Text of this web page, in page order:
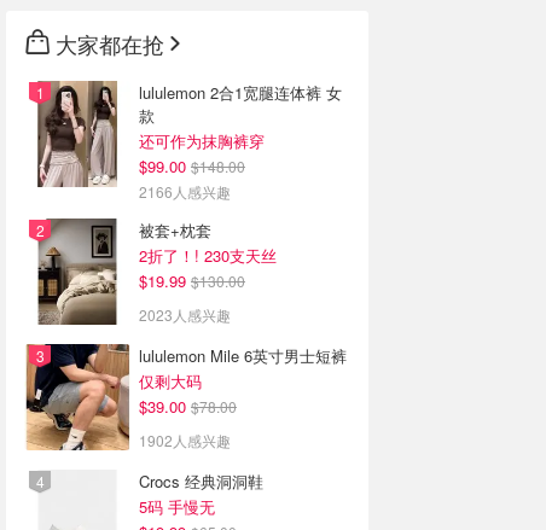
大家都在抢
lululemon 2合1宽腿连体裤 女
款
还可作为抹胸裤穿
$99.00 $148.00
2166人感兴趣
被套+枕套
2折了！! 230支天丝
$19.99 $130.00
2023人感兴趣
lululemon Mile 6英寸男士短裤
仅剩大码
$39.00 $78.00
1902人感兴趣
Crocs 经典洞洞鞋
5码 手慢无